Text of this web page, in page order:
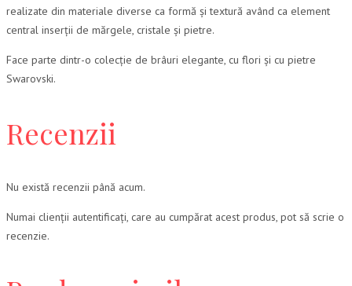
realizate din materiale diverse ca formă și textură având ca element
central inserții de mărgele, cristale și pietre.
Face parte dintr-o colecție de brâuri elegante, cu flori și cu pietre
Swarovski.
Recenzii
Nu există recenzii până acum.
Numai clienții autentificați, care au cumpărat acest produs, pot să scrie o
recenzie.